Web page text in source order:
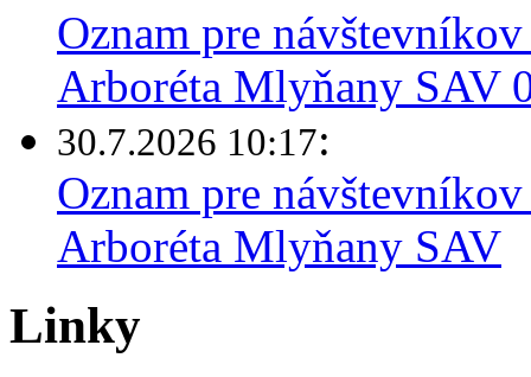
Oznam pre
Arboréta Mlyňany SAV
30.7.2026 10:17:
Oznam pre
Arboréta Mlyňany SAV
Linky